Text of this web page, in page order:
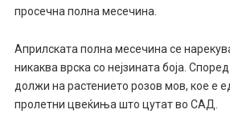
просечна полна месечина.
Априлската полна месечина се
никаква врска со нејзината боја.
должи на растението розов мов, кое е
пролетни цвеќиња што цутат во САД.